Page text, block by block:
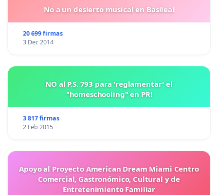
No a un desierto musical en Basilea!
20 699 firmas
3 Dec 2014
NO al P.S. 793 para 'reglamentar' el
"homeschooling" en PR!
3 817 firmas
2 Feb 2015
Apoyo al Proyecto American Dream Miami Centro
Comercial, Gastronómico, Cultural y de
Entretenimiento Familiar